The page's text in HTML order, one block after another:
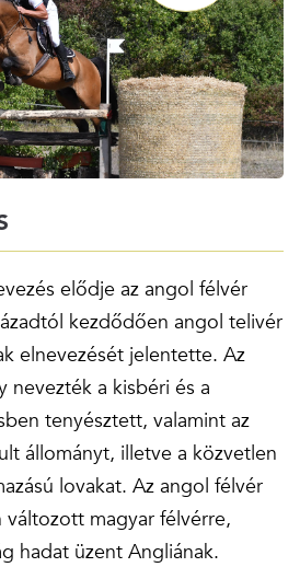
elődje az angol félvér
kezdődően angol telivér
elnevezését jelentette. Az
nevezték a kisbéri és a
tenyésztett, valamint az
állományt, illetve a közvetlen
lovakat. Az angol félvér
magyar félvérre,
hadat üzent Angliának.